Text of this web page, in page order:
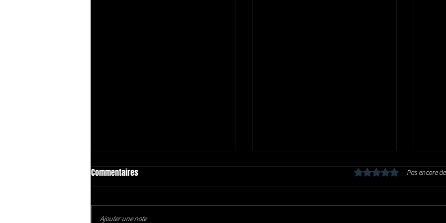
Commentaires Noté 0 étoile sur 5.Pas encore
Ajouter une note